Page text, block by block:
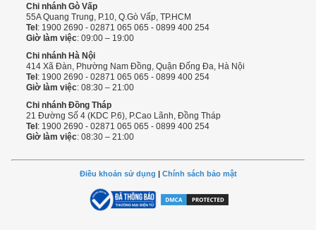
Chi nhánh Gò Vấp
55A Quang Trung, P.10, Q.Gò Vấp, TP.HCM
Tel: 1900 2690 - 02871 065 065 - 0899 400 254
Giờ làm việc: 09:00 – 19:00
Chi nhánh Hà Nội
414 Xã Đàn, Phường Nam Đồng, Quận Đống Đa, Hà Nội
Tel: 1900 2690 - 02871 065 065 - 0899 400 254
Giờ làm việc: 08:30 – 21:00
Chi nhánh Đồng Tháp
21 Đường Số 4 (KDC P.6), P.Cao Lãnh, Đồng Tháp
Tel: 1900 2690 - 02871 065 065 - 0899 400 254
Giờ làm việc: 08:30 – 21:00
Điều khoản sử dụng | Chính sách bảo mật